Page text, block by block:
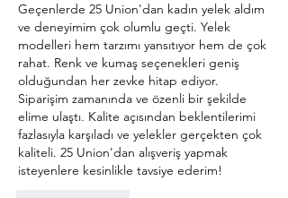
Geçenlerde 25 Union'dan kadın yelek aldım
ve deneyimim çok olumlu geçti. Yelek
modelleri hem tarzımı yansıtıyor hem de çok
rahat. Renk ve kumaş seçenekleri geniş
olduğundan her zevke hitap ediyor.
Siparişim zamanında ve özenli bir şekilde
elime ulaştı. Kalite açısından beklentilerimi
fazlasıyla karşıladı ve yelekler gerçekten çok
kaliteli. 25 Union'dan alışveriş yapmak
isteyenlere kesinlikle tavsiye ederim!